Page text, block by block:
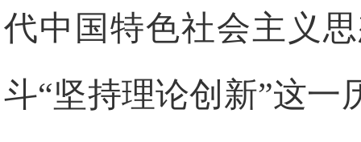
代中国特色社会主义
斗“坚持理论创新”这一